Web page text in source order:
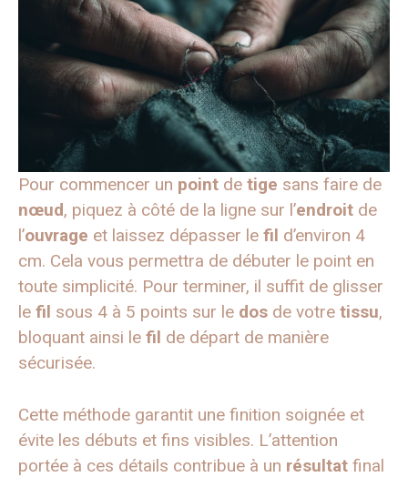
Pour commencer un point de tige sans faire de
nœud, piquez à côté de la ligne sur l’endroit de
l’ouvrage et laissez dépasser le fil d’environ 4
cm. Cela vous permettra de débuter le point en
toute simplicité. Pour terminer, il suffit de glisser
le fil sous 4 à 5 points sur le dos de votre tissu,
bloquant ainsi le fil de départ de manière
sécurisée.
Cette méthode garantit une finition soignée et
évite les débuts et fins visibles. L’attention
portée à ces détails contribue à un résultat final